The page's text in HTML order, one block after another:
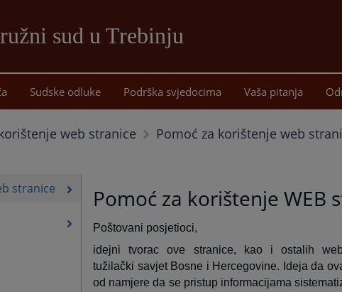
sud u Trebinju
sadržaj
Sudske odluke Podrška svjedocima Vaša pitanja
web stranice Pomoć za korištenje web
stranice Pomoć za korištenje WEB
Poštovani posjetioci,
idejni tvorac ove stranice, kao i ostalih
tužilački savjet Bosne i Hercegovine. Ideja da
od namjere da se pristup informacijama